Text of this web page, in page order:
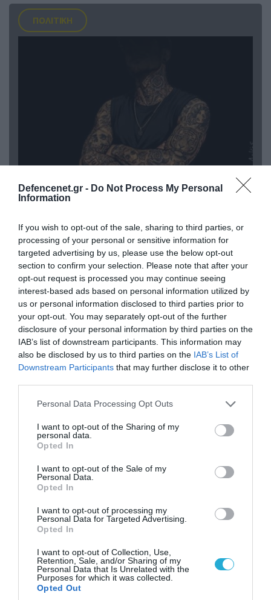
Defencenet.gr - Do Not Process My Personal
Information
If you wish to opt-out of the sale, sharing to third parties, or
processing of your personal or sensitive information for
targeted advertising by us, please use the below opt-out
section to confirm your selection. Please note that after your
opt-out request is processed you may continue seeing
interest-based ads based on personal information utilized by
us or personal information disclosed to third parties prior to
your opt-out. You may separately opt-out of the further
disclosure of your personal information by third parties on the
IAB’s list of downstream participants. This information may
also be disclosed by us to third parties on the IAB’s List of
Downstream Participants that may further disclose it to other
Please note that this website/app uses one or more Google
not limited to your visit or usage behaviour. You may click to
grant or deny consent to Google and its third-party tags to
use your data for below specified purposes in below Google
consent section.
Personal Data Processing Opt Outs
I want to opt-out of the Sharing of my
personal data.
Opted In
I want to opt-out of the Sale of my
Personal Data.
Opted In
I want to opt-out of processing my
Personal Data for Targeted Advertising.
Opted In
I want to opt-out of Collection, Use,
Retention, Sale, and/or Sharing of my
Personal Data that Is Unrelated with the
Purposes for which it was collected.
Opted Out
ΠΟΛΙΤΙΚΗ
08.08.2026 | 09:02
«Η απόλυτη τραγωδία»: Η «αιχμηρή» ανάρτηση
07.08.2026 | 20:02
Ο Γιάννης Αλαφούζος «τέλειωσε» τον
απομάκρυνσής του